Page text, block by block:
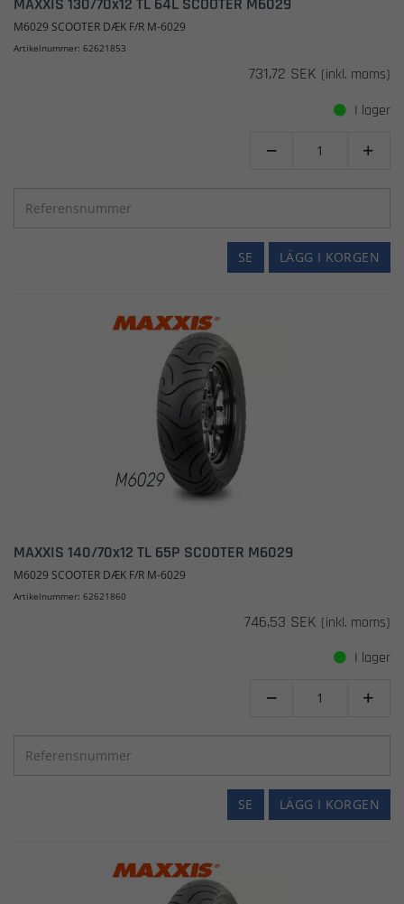
M6029 SCOOTER DÆK F/R M-6029
Artikelnummer: 62621853
731,72 SEK (inkl. moms)
I lager
 
LÄGG I KORGEN
SE
MAXXIS 140/70x12 TL 65P SCOOTER M6029
M6029 SCOOTER DÆK F/R M-6029
Artikelnummer: 62621860
746,53 SEK (inkl. moms)
I lager
 
LÄGG I KORGEN
SE